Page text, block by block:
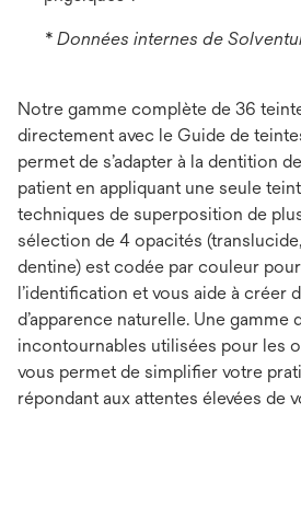
* Données internes de
Notre gamme complète de 36
directement avec le Guide de
permet de s’adapter à la dentition
patient en appliquant une seule
techniques de superposition de
sélection de 4 opacités
dentine) est codée par couleur
l’identiﬁcation et vous aide à créer
d’apparence naturelle. Une gamme
incontournables utilisées pour les
vous permet de simplifier votre
répondant aux attentes élevées de